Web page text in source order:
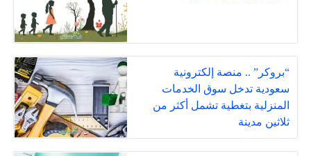
“بروكر” .. منصة إلكترونية
سعودية تدخل سوق الخدمات
المنزلية بتغطية تشمل أكثر من
ثلاثين مدينة